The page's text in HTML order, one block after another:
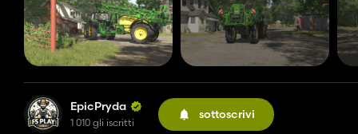
EpicPryda
1 010 gli iscritti
sottoscrivi